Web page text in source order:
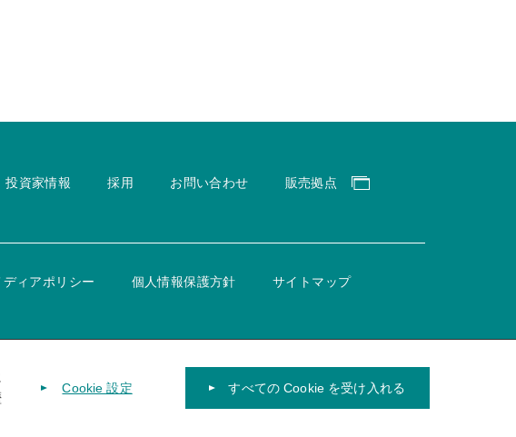
投資家情報 採用 お問い合わせ 販売拠点
ィアポリシー 個人情報保護方針 サイトマップ
Cookie 設定 すべての Cookie を受け入れる